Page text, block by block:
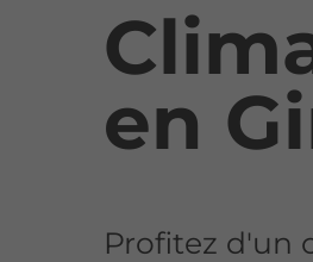
en
Profitez d'un